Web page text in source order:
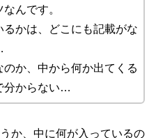
んです。
るかは、どこにも記載がな
のか、中から何か出てくる
分からない…
か、中に何が入っているの